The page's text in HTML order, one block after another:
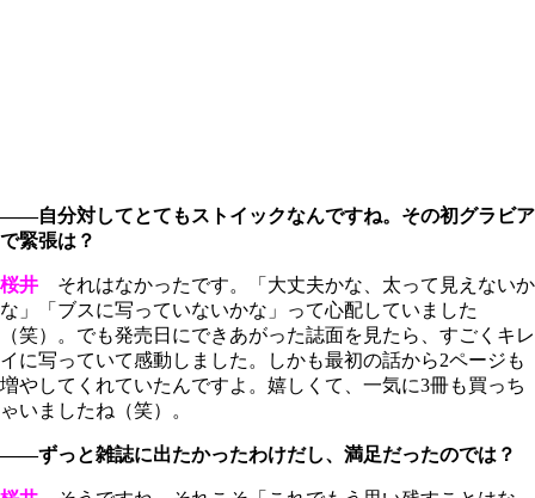
――自分対してとてもストイックなんですね。その初グラビア
で緊張は？
桜井 それはなかったです。「大丈夫かな、太って見えないか
な」「ブスに写っていないかな」って心配していました
（笑）。でも発売日にできあがった誌面を見たら、すごくキレ
イに写っていて感動しました。しかも最初の話から2ページも
増やしてくれていたんですよ。嬉しくて、一気に3冊も買っち
ゃいましたね（笑）。
――ずっと雑誌に出たかったわけだし、満足だったのでは？